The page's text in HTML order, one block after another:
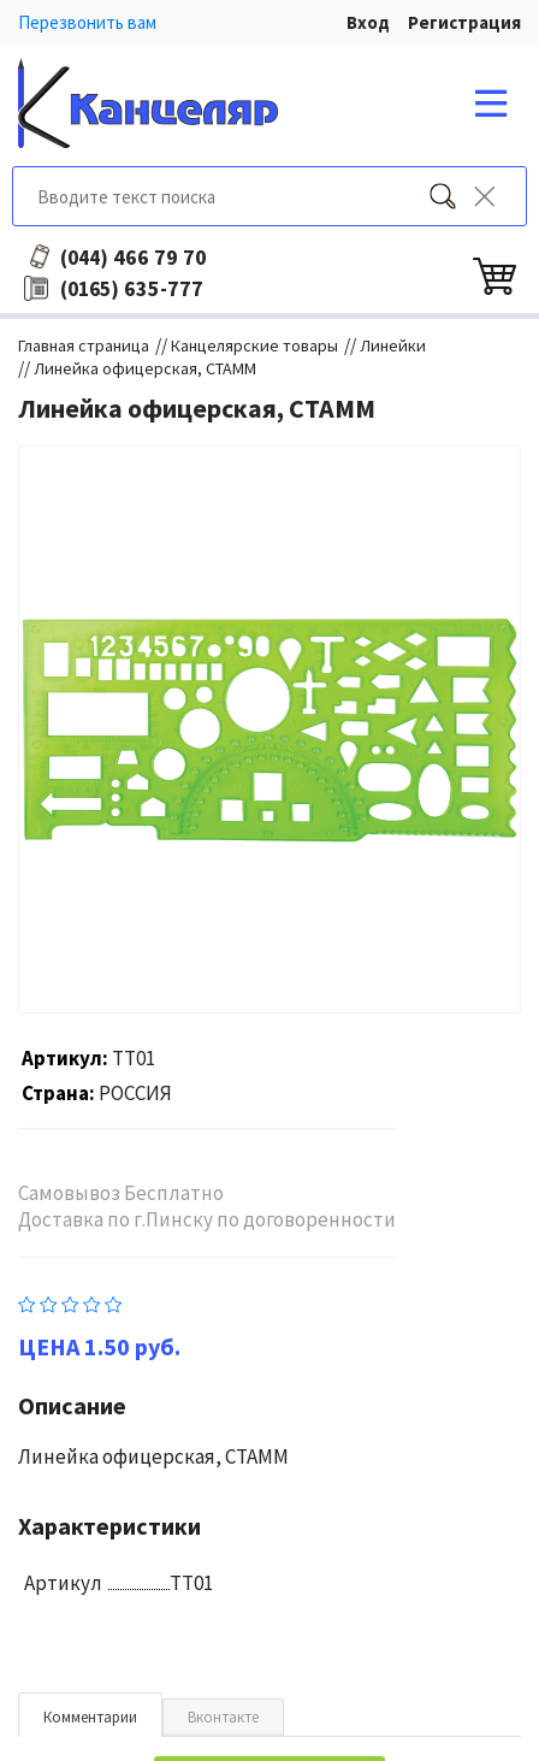
Перезвонить вам Вход Регистрация
(044) 466 79 70
(0165) 635-777
Главная страница //Канцелярские товары //Линейки
//Линейка офицерская, СТАММ
Линейка офицерская, СТАММ
Артикул ТТ01
Страна РОССИЯ
Самовывоз Бесплатно
Доставка по г.Пинску по договоренности
1.50 руб.
Описание
Линейка офицерская, СТАММ
Характеристики
Артикул ТТ01
Комментарии Вконтакте